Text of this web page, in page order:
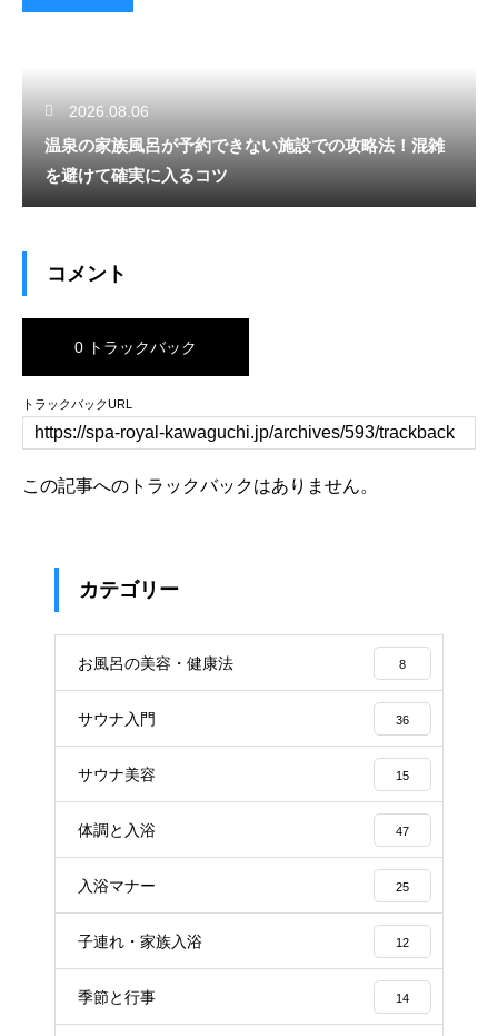
2026.08.06
温泉の家族風呂が予約できない施設での攻略法！混雑
を避けて確実に入るコツ
コメント
0 トラックバック
トラックバックURL
この記事へのトラックバックはありません。
カテゴリー
お風呂の美容・健康法 8
サウナ入門 36
サウナ美容 15
体調と入浴 47
入浴マナー 25
子連れ・家族入浴 12
季節と行事 14